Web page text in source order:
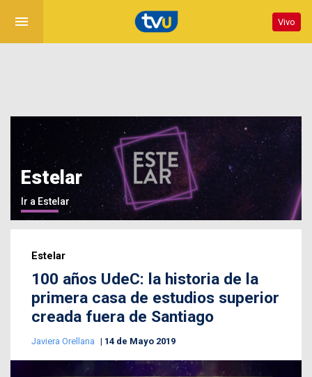
menu Vivo
Estelar
Ir a Estelar
Estelar
100 años UdeC: la historia de la
primera casa de estudios superior
creada fuera de Santiago
Javiera Orellana 14 de Mayo 2019